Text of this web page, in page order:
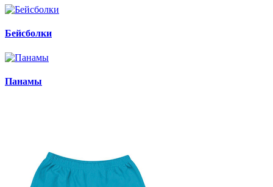
Бейсболки
Панамы